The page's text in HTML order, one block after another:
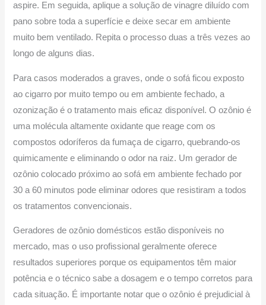
aspire. Em seguida, aplique a solução de vinagre diluído com
pano sobre toda a superfície e deixe secar em ambiente
muito bem ventilado. Repita o processo duas a três vezes ao
longo de alguns dias.
Para casos moderados a graves, onde o sofá ficou exposto
ao cigarro por muito tempo ou em ambiente fechado, a
ozonização é o tratamento mais eficaz disponível. O ozônio é
uma molécula altamente oxidante que reage com os
compostos odoríferos da fumaça de cigarro, quebrando-os
quimicamente e eliminando o odor na raiz. Um gerador de
ozônio colocado próximo ao sofá em ambiente fechado por
30 a 60 minutos pode eliminar odores que resistiram a todos
os tratamentos convencionais.
Geradores de ozônio domésticos estão disponíveis no
mercado, mas o uso profissional geralmente oferece
resultados superiores porque os equipamentos têm maior
potência e o técnico sabe a dosagem e o tempo corretos para
cada situação. É importante notar que o ozônio é prejudicial à